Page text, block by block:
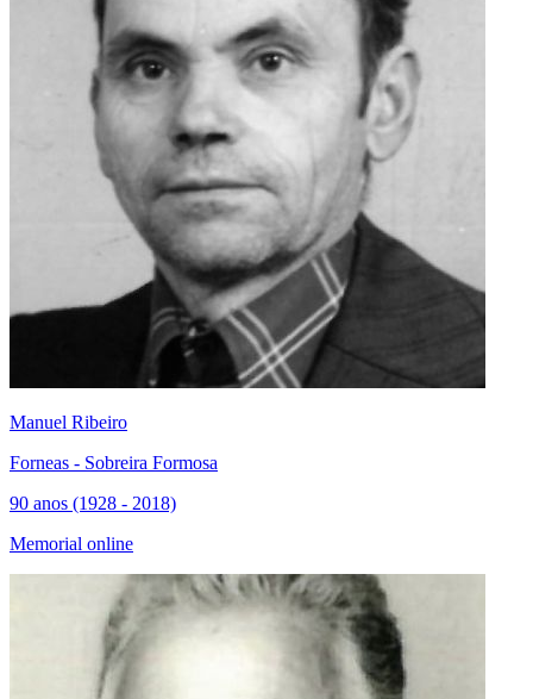
Manuel Ribeiro
Forneas - Sobreira Formosa
90 anos (1928 - 2018)
Memorial online